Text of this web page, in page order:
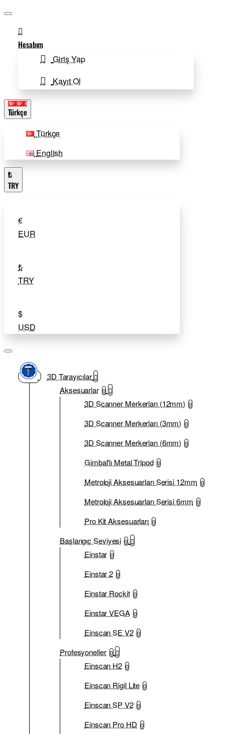
Hesabım
Giriş Yap
Kayıt Ol
Türkçe
Türkçe
English
₺
TRY
€
EUR
₺
TRY
$
USD
3D Tarayıcılar
Aksesuarlar 0
3D Scanner Merkerları (12mm) 0
3D Scanner Merkerları (3mm) 0
3D Scanner Merkerları (6mm) 0
Gimbal'lı Metal Tripod 0
Metroloji Aksesuarları Serisi 12mm 0
Metroloji Aksesuarları Serisi 6mm 0
Pro Kit Aksesuarları 0
Başlangıç Seviyesi 0
Einstar 0
Einstar 2 0
Einstar Rockit 0
Einstar VEGA 0
Einscan SE V2 0
Profesyoneller 0
Einscan H2 0
Einscan Rigil Lite 0
Einscan SP V2 0
Einscan Pro HD 0